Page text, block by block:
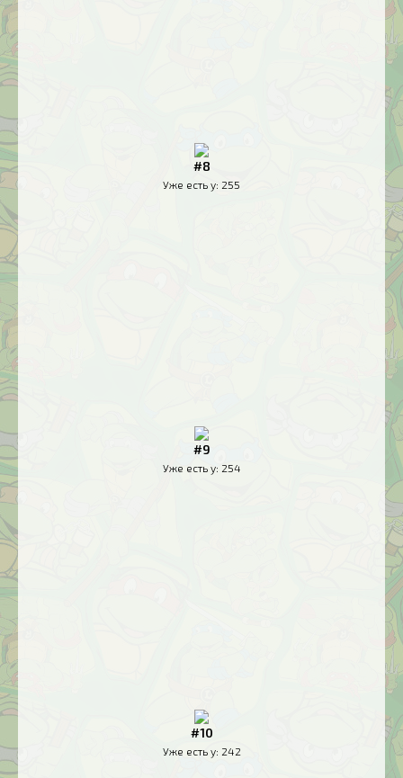
#8
Уже есть у: 255
#9
Уже есть у: 254
#10
Уже есть у: 242